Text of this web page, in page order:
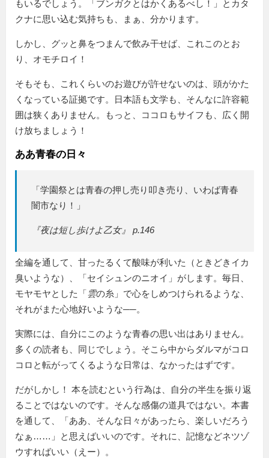
もいるでしょう。「ブンガクとはかくあるべし！」とカタ
クナに思い込む気持ちも、まぁ、分かります。
しかし、グッと鼻をつまんで飲み干せば、これこのとお
り、オモチロイ！
そもそも、これくらいのお遊びが許せないのは、頭がかた
くなっている証拠です。日本語も文学も、そんなに許容範
囲は狭くありません。もっと、ココロもサイフも、広く開
け放ちましょう！
ああ青春の日々
「学園祭とは青春の押し売り叩き売り、いわば青春
闇市なり！」
『夜は短し歩けよ乙女』 p.146
全編を通して、甘ったるくて酸味が利いた（ときどきイカ
臭いような）、「セイシュンのニオイ」がします。毎日、
モヤモヤとした「雲の糸」で心をしめつけられるような、
それがまた心地好いような──。
実際には、自分にこのような青春の思い出はありません。
多くの読者も、同じでしょう。そこら中からダルマがコロ
コロと転がってくるような日常は、なかったはずです。
だがしかし！ 本を読むという行為は、自分の半生を振り返
ることではないのです。そんな感傷の道具ではない。本書
を通して、「ああ、そんな日々があったら、楽しいだろう
なぁ……」と思えばいいのです。それに、記憶などネツゾ
ウすればいい（えー）。